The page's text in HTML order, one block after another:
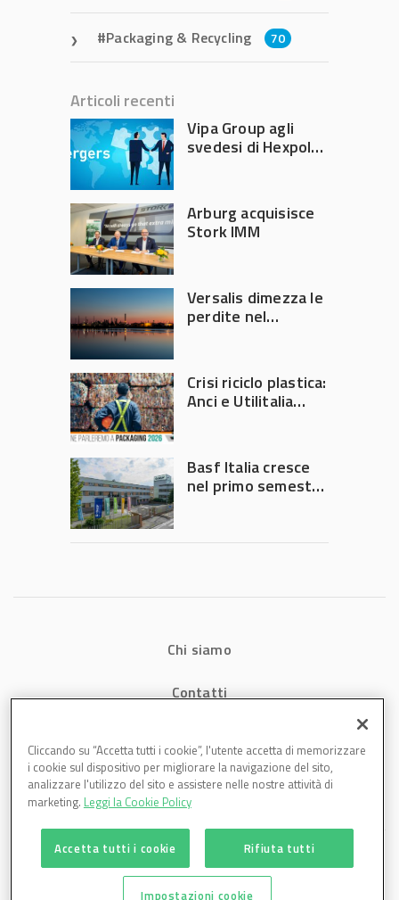
Packaging & Recycling 70
Articoli recenti
Vipa Group agli
svedesi di Hexpol
Arburg acquisisce
Stork IMM
Versalis dimezza le
perdite nel
Crisi riciclo plastica:
Anci e Utilitalia
Governo
Basf Italia cresce
nel primo semestre
Chi siamo
Contatti
Cookies
Cliccando su “Accetta tutti i cookie”, l'utente accetta di memorizzare
i cookie sul dispositivo per migliorare la navigazione del sito,
analizzare l'utilizzo del sito e assistere nelle nostre attività di
marketing. Leggi la Cookie Policy
Accetta tutti i cookie Rifiuta tutti
Impostazioni cookie